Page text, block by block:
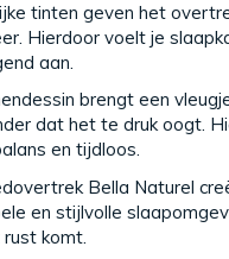
tinten geven het
Hierdoor voelt je
aan.
brengt een
dat het te druk oogt.
en tijdloos.
Bella Naturel
en stijlvolle
komt.